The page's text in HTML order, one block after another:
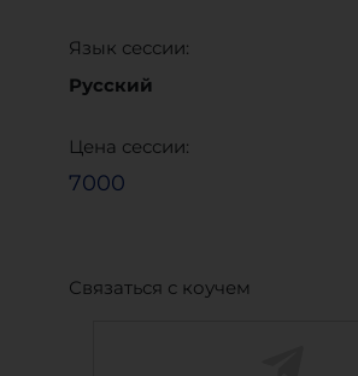
Язык сессии:
Русский
Цена сессии:
7000
Связаться с коучем